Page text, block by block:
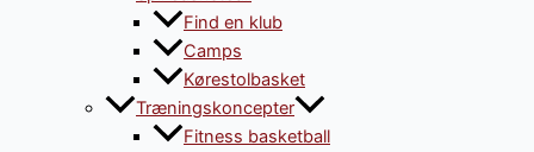
Find en klub
Camps
Kørestolbasket
Træningskoncepter
Fitness basketball